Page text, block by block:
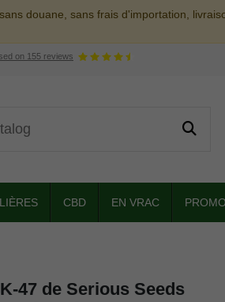
douane, sans frais d'importation,
on 155 reviews
CBD EN VRAC
47 de Serious Seeds